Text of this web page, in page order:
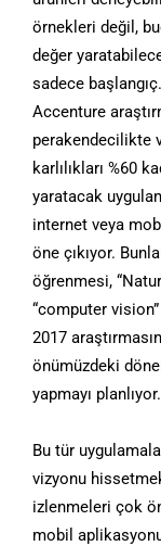
örnekleri değil,
değer
sadece başlangıç.
Accenture
perakendecilikte
karlılıkları %60
yaratacak
internet veya
öne çıkıyor.
öğrenmesi,
“computer
2017
önümüzdeki
yapmayı planlıyor.
Bu tür
vizyonu
izlenmeleri çok
mobil